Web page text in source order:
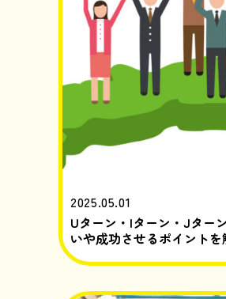
2025.05.01
Uターン・Iターン・Jター
いや成功させるポイントを